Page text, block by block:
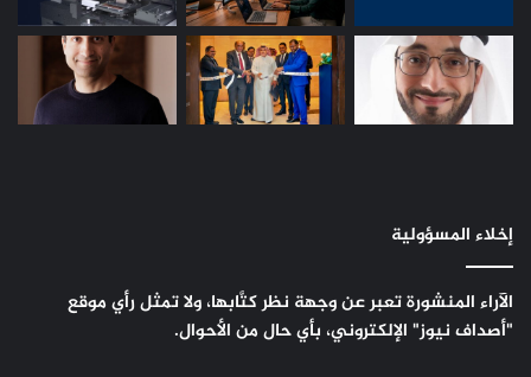
إخلاء المسؤولية
الآراء المنشورة تعبر عن وجهة نظر كتَّابها، ولا تمثل رأي موقع
"أصداف نيوز" الإلكتروني، بأي حال من الأحوال.